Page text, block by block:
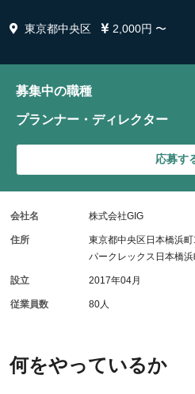
東京都中央区 2,000円 〜
何をやっているか
募集中の職種
プランナー・ディレクター
応募す
会社名 株式会社GIG
住所
東京都中央区日本橋浜
パークレックス日本橋
設立 2017年04月
従業員数 80人